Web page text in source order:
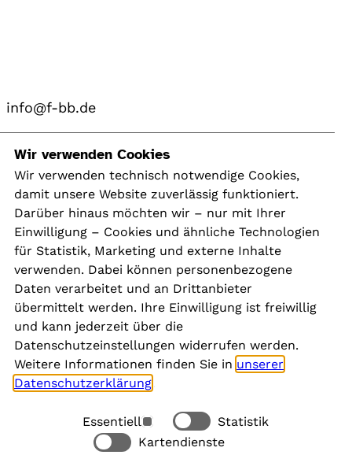
info@f-bb.de
Navigation
Kontakt
Presse
Aktuelles
Karriere
Newsletter
Social Media
Rechtliches
Wir verwenden Cookies
Wir verwenden technisch notwendige Cookies,
damit unsere Website zuverlässig funktioniert.
Darüber hinaus möchten wir – nur mit Ihrer
Einwilligung – Cookies und ähnliche Technologien
für Statistik, Marketing und externe Inhalte
verwenden. Dabei können personenbezogene
Daten verarbeitet und an Drittanbieter
übermittelt werden. Ihre Einwilligung ist freiwillig
und kann jederzeit über die
Datenschutzeinstellungen widerrufen werden.
Weitere Informationen finden Sie in unserer
Datenschutzerklärung
Essentiell
Statistik
Kartendienste